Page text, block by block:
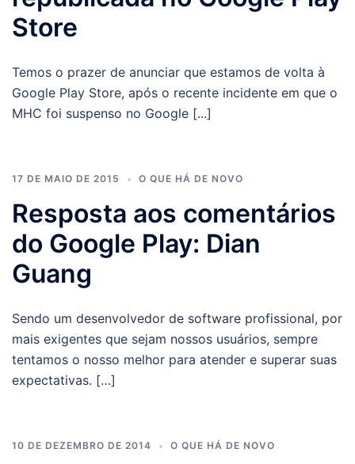
Store
Temos o prazer de anunciar que estamos de volta à
Google Play Store, após o recente incidente em que o
MHC foi suspenso no Google [...]
17 DE MAIO DE 2015 O QUE HÁ DE NOVO
Resposta aos comentários
do Google Play: Dian
Guang
Sendo um desenvolvedor de software profissional, por
mais exigentes que sejam nossos usuários, sempre
tentamos o nosso melhor para atender e superar suas
expectativas. […]
10 DE DEZEMBRO DE 2014 O QUE HÁ DE NOVO